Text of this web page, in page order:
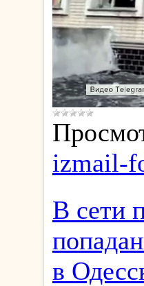
izmail-
В сети
в